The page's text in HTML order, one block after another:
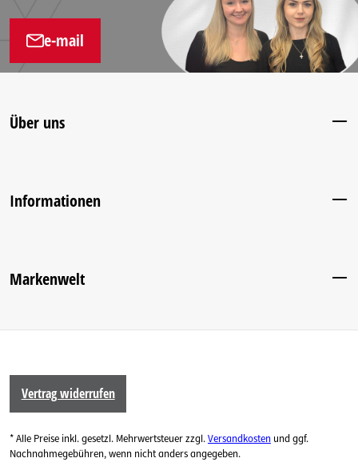
e-mail
Über uns
Informationen
Markenwelt
Vertrag widerrufen
* Alle Preise inkl. gesetzl. Mehrwertsteuer zzgl.Versandkosten und ggf.
Nachnahmegebühren, wenn nicht anders angegeben.